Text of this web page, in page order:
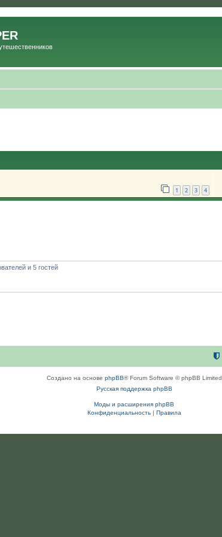
1 2 3 4
и 5 гостей
Создано на основе phpBB® Forum Software © phpBB Limited
Русская поддержка phpBB
Моды и расширения phpBB
Конфиденциальность| Правила